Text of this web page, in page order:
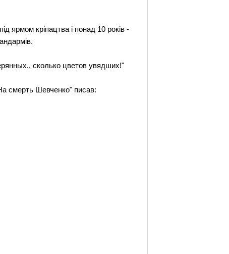
ярмом кріпацтва і понад 10 років -
сколько цветов увядших!"
смерть Шевченко" писав: